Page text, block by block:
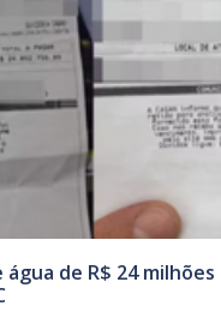
água de R$ 24